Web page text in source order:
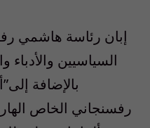
إبان رئاسة هاشمي
السياسيين والأدباء
بالإضافة
رفسنجاني الخاص